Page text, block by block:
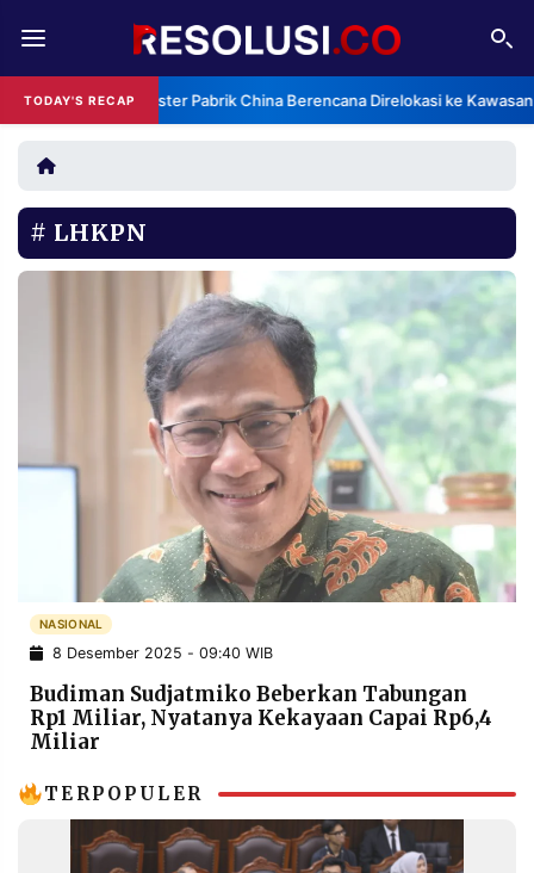
TODAY'S RECAPKlaster Pabrik China Berencana Direlokasi ke
REDAKSI TENTANG
RESOLUSI IKLAN
RUBRIKASI
EDITORIAL AKSARA
PERSONA
NASIONAL
SPORT
BERITA
WARGA
INFORMASI
IKLAN
KIRIM
PENGADUAN TERM
OF
SERVICE
IKUTI
LHKPN
NASIONAL
8 Desember 2025 - 09:40 WIB
Budiman Sudjatmiko Beberkan Tabungan
Rp1 Miliar, Nyatanya Kekayaan Capai Rp6,4
Miliar
TERPOPULER